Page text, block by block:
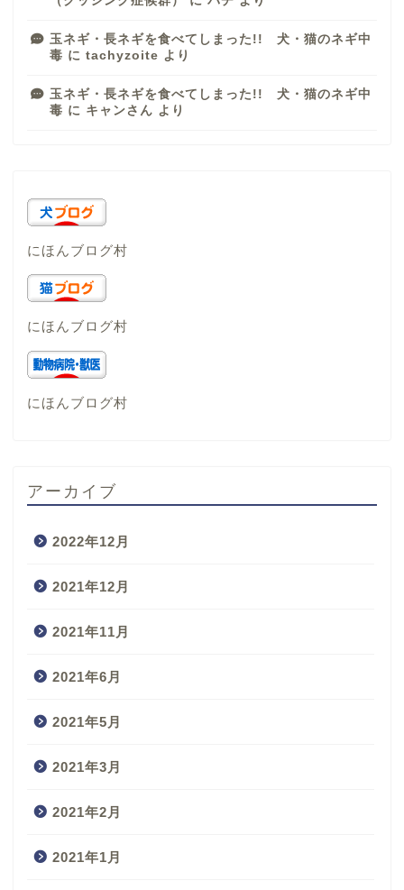
玉ネギ・長ネギを食べてしまった!! 犬・猫のネギ中
毒 に tachyzoite より
玉ネギ・長ネギを食べてしまった!! 犬・猫のネギ中
毒 に キャンさん より
にほんブログ村
にほんブログ村
にほんブログ村
アーカイブ
2022年12月
2021年12月
2021年11月
2021年6月
2021年5月
2021年3月
2021年2月
2021年1月